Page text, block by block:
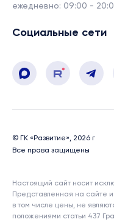
ежедневно: 09:00 -
Социальные сети
© ГК «Развитие», 2026 г
Все права защищены
Настоящий сайт носит
Представленная на сайте
в том числе цены, не
положениями статьи 437